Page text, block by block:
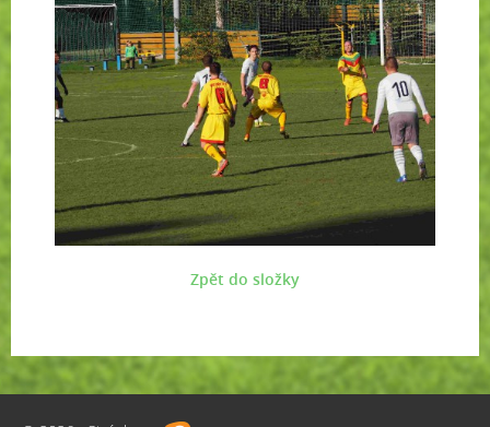
Zpět do složky